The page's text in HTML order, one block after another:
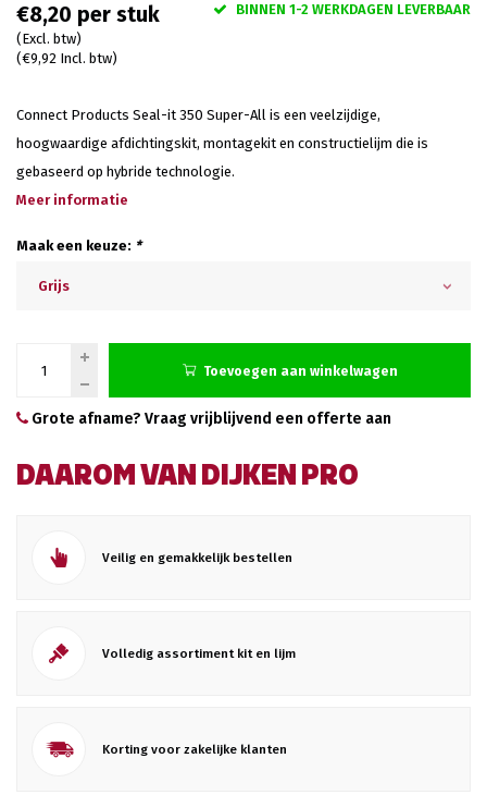
€8,20
(Excl. btw)
(€9,92 Incl. btw)
BINNEN 1-2 WERKDAGEN LEVERBAAR
Connect Products Seal-it 350 Super-All is een veelzijdige,
hoogwaardige afdichtingskit, montagekit en constructielijm die is
gebaseerd op hybride technologie.
Meer informatie
Maak een keuze: *
Grijs
Toevoegen aan winkelwagen
Grote afname? Vraag vrijblijvend een offerte aan
DAAROM VAN DIJKEN PRO
Veilig en gemakkelijk bestellen
Volledig assortiment kit en lijm
Korting voor zakelijke klanten